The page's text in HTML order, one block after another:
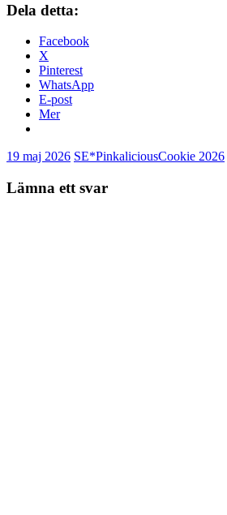
Dela detta:
Facebook
X
Pinterest
WhatsApp
E-post
Mer
19 maj 2026 SE*PinkaliciousCookie 2026
Lämna ett svar